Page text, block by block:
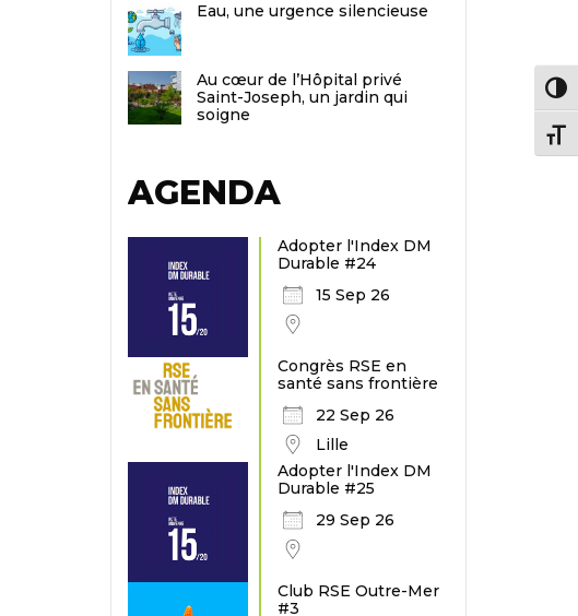
Eau, une urgence silencieuse
Au cœur de l’Hôpital privé
Saint-Joseph, un jardin qui
soigne
AGENDA
Adopter l'Index DM
Durable #24
15 Sep 26
Congrès RSE en
santé sans frontière
22 Sep 26
Lille
Adopter l'Index DM
Durable #25
29 Sep 26
Club RSE Outre-Mer
#3